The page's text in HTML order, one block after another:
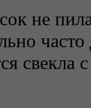
не
свекла